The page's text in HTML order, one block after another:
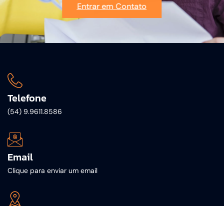
Entrar em Contato
Telefone
(54) 9.9611.8586
Email
Clique para enviar um email